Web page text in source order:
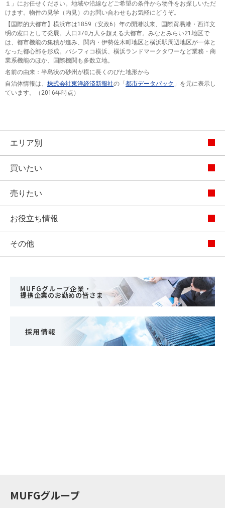
１」にお任せください。地域や沿線などご希望の条件から物件をお探しいただ
けます。物件の見学（内見）のお問い合わせもお気軽にどうぞ。
【国際的大都市】横浜市は1859（安政6）年の開港以来、国際貿易港・西洋文
明の窓口として発展。人口370万人を超える大都市。みなとみらい21地区で
は、都市機能の集積が進み、関内・伊勢佐木町地区と横浜駅周辺地区が一体と
なった都心部を形成。パシフィコ横浜、横浜ランドマークタワーなど業務・商
業系機能のほか、国際機関も多数立地。
名前の由来：半島状の砂州が横に長くのびた地形から
自治体情報は、 株式会社東洋経済新報社の「都市データパック 」を元に表示し
ています。（2016年時点）
エリア別
買いたい
売りたい
お役立ち情報
その他
MUFGグループ企業・
提携企業のお勤めの皆さま
採用情報
MUFGグループ